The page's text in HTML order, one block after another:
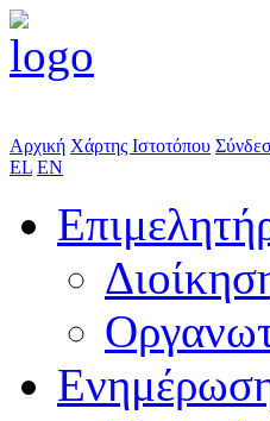
Αρχική Χάρτης Ιστοτόπου
EL EN